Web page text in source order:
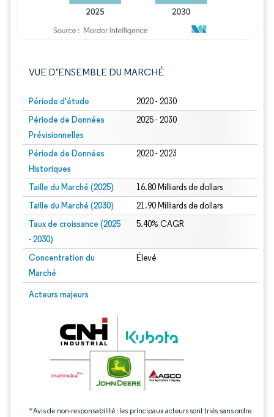
VUE D’ENSEMBLE DU MARCHÉ
Période d'étude 2020 - 2030
Période de Données
Prévisionnelles
2025 - 2030
Période de Données
Historiques
2020 - 2023
Taille du Marché (2025) 16.80 Milliards de dollars
Taille du Marché (2030) 21.90 Milliards de dollars
Taux de croissance (2025
- 2030)
5.40% CAGR
Concentration du
Marché
Élevé
Acteurs majeurs
*Avis de non-responsabilité : les principaux acteurs sont triés sans ordre
Image © Mordor Intelligence. La réutilisation nécessite une attribution sous CC